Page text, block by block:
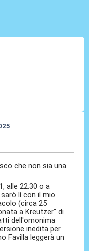
che non sia una
alle 22.30 o a
lì con il mio
(circa 25
a Kreutzer" di
dell'omonima
inedita per
Favilla leggerà un